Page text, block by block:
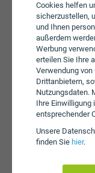
Cookies helfen
sicherzustellen,
und Ihnen
außerdem
Werbung
erteilen Sie Ihre
Verwendung
Drittanbietern,
Nutzungsdaten.
Ihre Einwilligung
entsprechender
Unsere
finden Sie hier.
Vertragstarife
A1 Cube
A1 Cube
A1 Cube
A1 Youth Cube
A1 Cube
A1 Cube
A1 Cube
A1 Cube Internet
SIMply Data L
SIMply Data XS